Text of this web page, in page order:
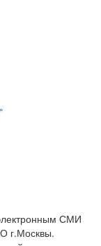
СМИ
г.Москвы.